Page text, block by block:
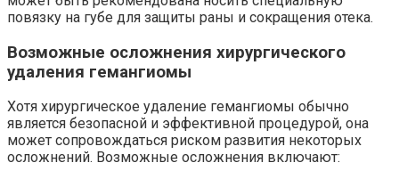
повязку на губе для защиты раны и сокращения отека.
Возможные осложнения хирургического
удаления гемангиомы
Хотя хирургическое удаление гемангиомы обычно
является безопасной и эффективной процедурой, она
может сопровождаться риском развития некоторых
осложнений. Возможные осложнения включают: